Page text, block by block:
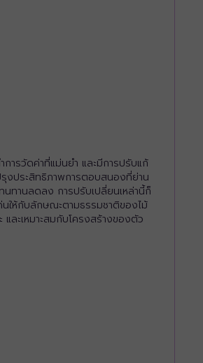
การวัดค่าที่แม่นยำ และมีการปรับแก้
งประสิทธิภาพการตอบสนองที่ย่าน
นทานลดลง การปรับเปลี่ยนเหล่านี้ก็
นให้กับลักษณะตามธรรมชาติของไม้
และเหมาะสมกับโครงสร้างของตัว